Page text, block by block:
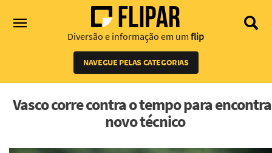
Diversão e informação em um flip
NAVEGUE PELAS CATEGORIAS
Vasco corre contra o tempo para
novo técnico